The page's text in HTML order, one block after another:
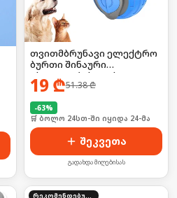
თვითმბრუნავი ელექტრო
ბურთი შინაური
ცხოველებისთვის
19 ₾51.38₾
-63%
🛒 ბოლო 24სთ-ში იყიდა 24-მა
შეკვეთა
გადახდა მიღებისას